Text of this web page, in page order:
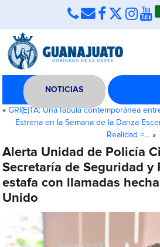
NOTICIAS
«GRI(E)TA: Una fábula contemporánea
Estrena en la Semana de la Danza
Realidad ≈… »
Alerta Unidad de Policía
Secretaría de Seguridad y
estafa con llamadas
Unido